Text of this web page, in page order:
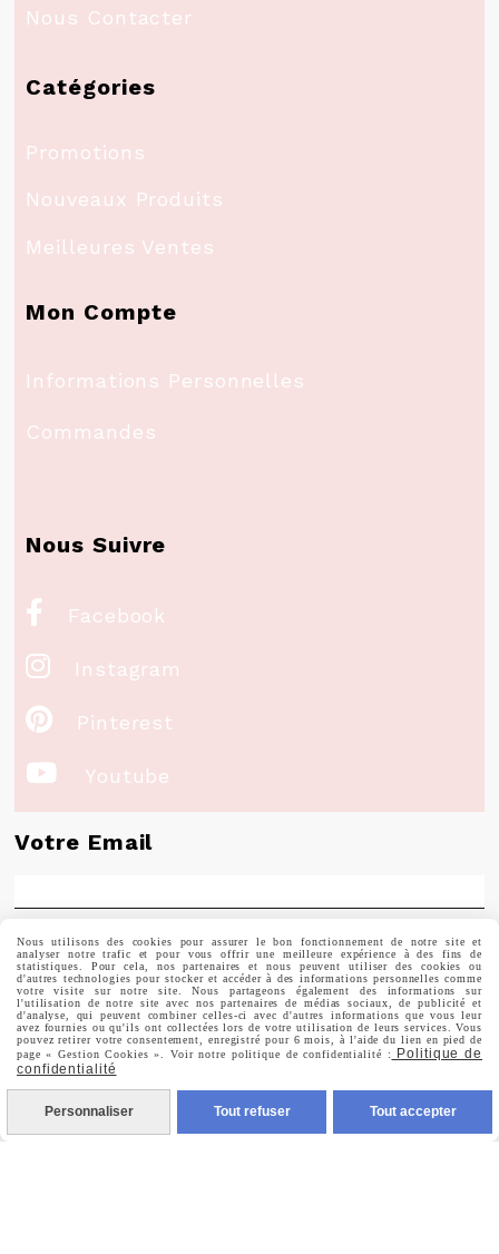
Nous Contacter
Catégories
Promotions
Nouveaux Produits
Meilleures Ventes
Mon Compte
Informations Personnelles
Commandes
Nous Suivre
 Facebook
 Instagram
 Pinterest
 Youtube
Votre Email
Prénom
Valider
Vous pouvez vous désinscrire à tout moment. Vous
trouverez pour cela nos informations de contact dans les
Nous utilisons des cookies pour assurer le bon fonctionnement de notre site et
analyser notre trafic et pour vous offrir une meilleure expérience à des fins de
statistiques. Pour cela, nos partenaires et nous peuvent utiliser des cookies ou
d'autres technologies pour stocker et accéder à des informations personnelles comme
votre visite sur notre site. Nous partageons également des informations sur
l'utilisation de notre site avec nos partenaires de médias sociaux, de publicité et
d'analyse, qui peuvent combiner celles-ci avec d'autres informations que vous leur
avez fournies ou qu'ils ont collectées lors de votre utilisation de leurs services. Vous
pouvez retirer votre consentement, enregistré pour 6 mois, à l'aide du lien en pied de
page « Gestion Cookies ». Voir notre politique de confidentialité :
Politique de
confidentialité
Personnaliser Tout refuser Tout accepter